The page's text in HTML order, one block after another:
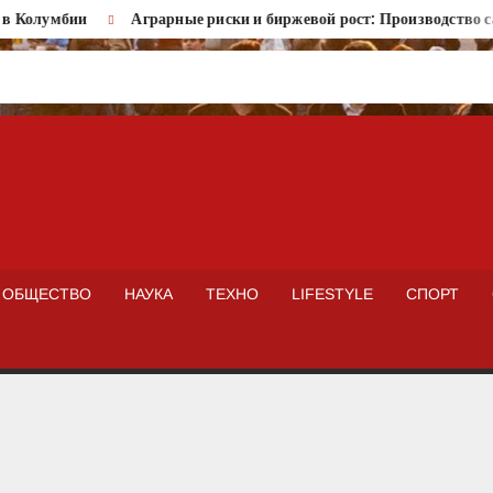
Аграрные риски и биржевой рост: Производство
ОБЩЕСТВО НАУКА ТЕХНО LIFESTYLE СПОРТ